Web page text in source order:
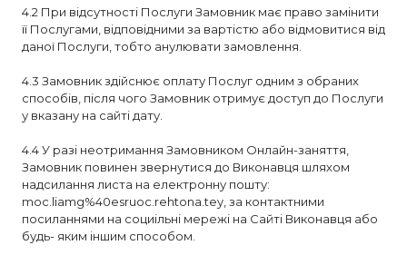
4.2 При відсутності Послуги Замовник має право замінити
її Послугами, відповідними за вартістю або відмовитися від
даної Послуги, тобто анулювати замовлення.
4.3 Замовник здійснює оплату Послуг одним з обраних
способів, після чого Замовник отримує доступ до Послуги
у вказану на сайті дату.
4.4 У разі неотримання Замовником Онлайн-заняття,
Замовник повинен звернутися до Виконавця шляхом
надсилання листа на електронну пошту:
moc.liamg%40esruoc.rehtona.tey, за контактними
посиланнями на социільні мережі на Сайті Виконавця або
будь- яким іншим способом.